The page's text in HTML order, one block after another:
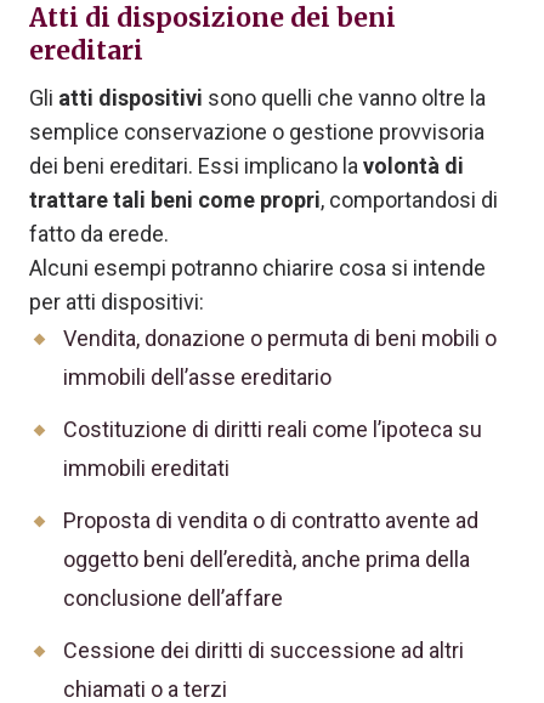
Atti di disposizione dei beni
ereditari
Gli atti dispositivi sono quelli che vanno oltre la
semplice conservazione o gestione provvisoria
dei beni ereditari. Essi implicano la volontà di
trattare tali beni come propri, comportandosi di
fatto da erede.
Alcuni esempi potranno chiarire cosa si intende
per atti dispositivi:
Vendita, donazione o permuta di beni mobili o
immobili dell’asse ereditario
Costituzione di diritti reali come l’ipoteca su
immobili ereditati
Proposta di vendita o di contratto avente ad
oggetto beni dell’eredità, anche prima della
conclusione dell’affare
Cessione dei diritti di successione ad altri
chiamati o a terzi